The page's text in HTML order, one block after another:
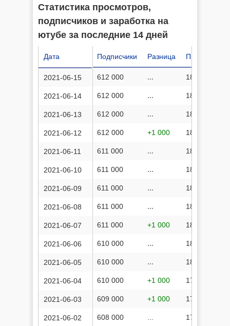
Статистика просмотров,
подписчиков и заработка на
ютубе за последние 14 дней
Подписчики Разница Просмотров
612 000 ... 181 154 337
612 000 ... 181 044 291
612 000 ... 180 953 715
612 000 +1 000 180 862 071
611 000 ... 180 774 689
611 000 ... 180 635 533
611 000 ... 180 549 775
611 000 ... 180 465 235
611 000 +1 000 180 354 562
610 000 ... 180 250 757
610 000 ... 180 123 118
610 000 +1 000 179 945 619
609 000 +1 000 179 751 763
608 000 ... 179 556 294
Дата
2021-06-15
2021-06-14
2021-06-13
2021-06-12
2021-06-11
2021-06-10
2021-06-09
2021-06-08
2021-06-07
2021-06-06
2021-06-05
2021-06-04
2021-06-03
2021-06-02